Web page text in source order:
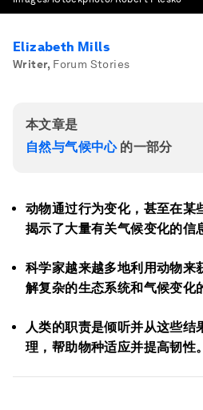
Elizabeth Mills
Writer, Forum Stories
本文章是
自然与气候中心的一部分
动物通过行为变化，甚至在某
揭示了大量有关气候变化的信
科学家越来越多地利用动物来
解复杂的生态系统和气候变化
人类的职责是倾听并从这些结
理，帮助物种适应并提高韧性。